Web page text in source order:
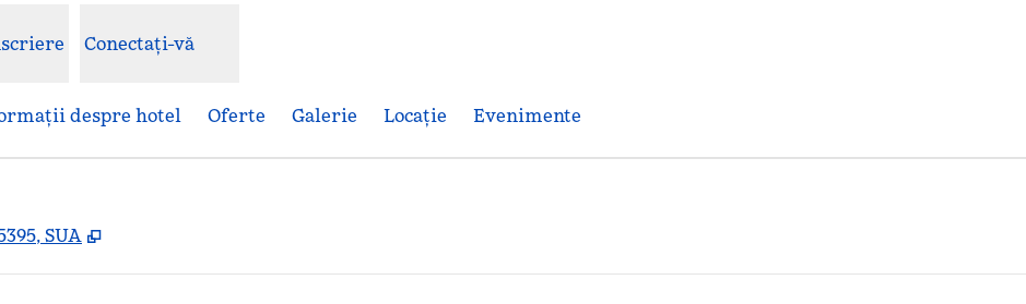
Conectați-vă
despre hotel Oferte Galerie Locaţie Evenimente
SUA ,